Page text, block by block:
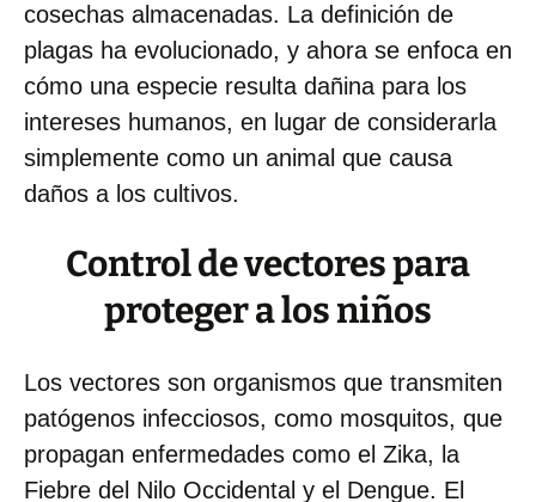
cosechas almacenadas. La definición de
plagas ha evolucionado, y ahora se enfoca en
cómo una especie resulta dañina para los
intereses humanos, en lugar de considerarla
simplemente como un animal que causa
daños a los cultivos.
Control de vectores para
proteger a los niños
Los vectores son organismos que transmiten
patógenos infecciosos, como mosquitos, que
propagan enfermedades como el Zika, la
Fiebre del Nilo Occidental y el Dengue. El